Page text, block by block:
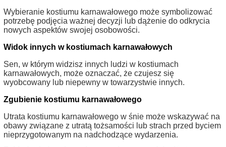
Wybieranie kostiumu karnawałowego może symbolizować
potrzebę podjęcia ważnej decyzji lub dążenie do odkrycia
nowych aspektów swojej osobowości.
Widok innych w kostiumach karnawałowych
Sen, w którym widzisz innych ludzi w kostiumach
karnawałowych, może oznaczać, że czujesz się
wyobcowany lub niepewny w towarzystwie innych.
Zgubienie kostiumu karnawałowego
Utrata kostiumu karnawałowego w śnie może wskazywać na
obawy związane z utratą tożsamości lub strach przed byciem
nieprzygotowanym na nadchodzące wydarzenia.